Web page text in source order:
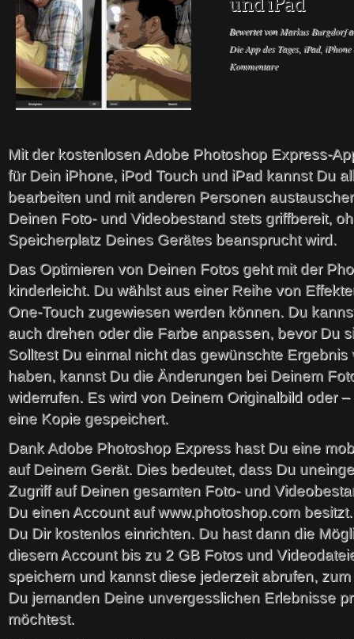
Bewertet vonMarkus Burgdorf
Die App des Tages, iPad, iPhone
Kommentare
Mit der kostenlosen Adobe Photoshop Express-
für Dein iPhone, iPod Touch und iPad kannst Du
bearbeiten und mit anderen Personen
Deinen Foto- und Videobestand stets griffbereit,
Speicherplatz Deines Gerätes beansprucht wird.
Das Optimieren von Deinen Fotos geht mit der
kinderleicht. Du wählst aus einer Reihe von
One-Touch zugewiesen werden können. Du
auch drehen oder die Farbe anpassen, bevor Du
Solltest Du einmal nicht das gewünschte Ergebnis
haben, kannst Du die Änderungen bei Deinem
widerrufen. Es wird von Deinem Originalbild oder –
eine Kopie gespeichert.
Dank Adobe Photoshop Express hast Du eine
auf Deinem Gerät. Dies bedeutet, dass Du
Zugriff auf Deinen gesamten Foto- und
Du einen Account auf www.photoshop.com
Du Dir kostenlos einrichten. Du hast dann die
diesem Account bis zu 2 GB Fotos und
speichern und kannst diese jederzeit abrufen,
Du jemanden Deine unvergesslichen Erlebnisse
möchtest.